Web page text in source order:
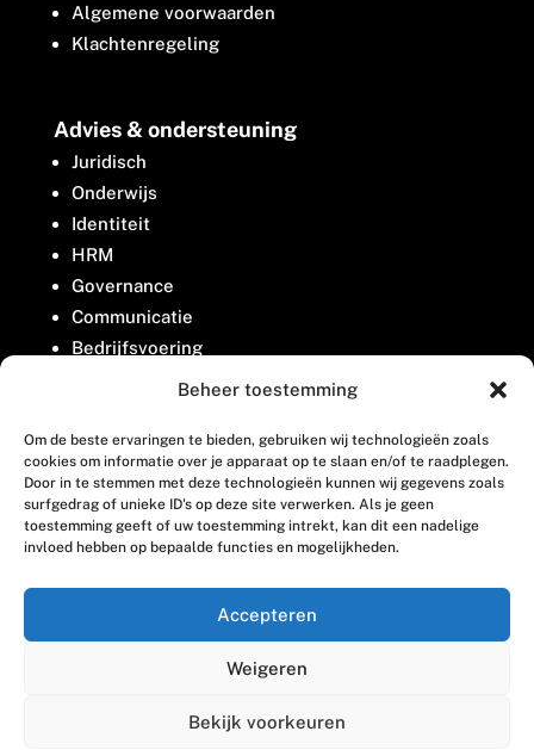
Beheer toestemming
Om de beste ervaringen te bieden, gebruiken wij technologieën zoals
cookies om informatie over je apparaat op te slaan en/of te raadplegen.
Door in te stemmen met deze technologieën kunnen wij gegevens zoals
surfgedrag of unieke ID's op deze site verwerken. Als je geen
toestemming geeft of uw toestemming intrekt, kan dit een nadelige
invloed hebben op bepaalde functies en mogelijkheden.
Accepteren
Weigeren
Bekijk voorkeuren
Algemene voorwaarden
Klachtenregeling
Advies & ondersteuning
Juridisch
Onderwijs
Identiteit
HRM
Governance
Communicatie
Bedrijfsvoering
Belangenbehartiging
Contact
Houttuinlaan 8
3447 GM Woerden